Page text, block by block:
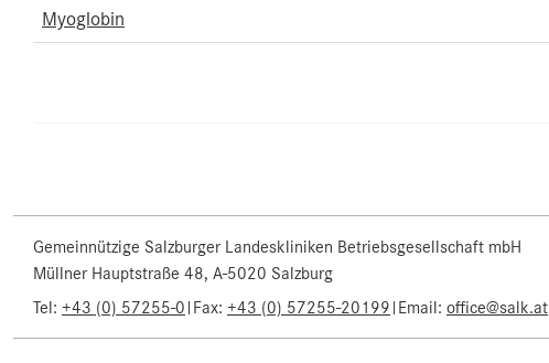
Myoglobin
Gemeinnützige Salzburger Landeskliniken Betriebsgesellschaft mbH
Müllner Hauptstraße 48, A-5020 Salzburg
Tel: +43 (0) 57255-0 | Fax: +43 (0) 57255-20199 | Email: office@salk.at